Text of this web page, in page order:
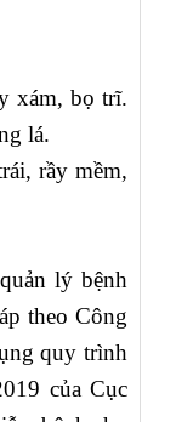
xám, bọ trĩ.
lá.
rầy mềm,
lý bệnh
theo Công
quy trình
của Cục